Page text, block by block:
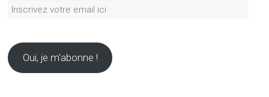
Inscrivez
ici
Oui, je m'abonne !